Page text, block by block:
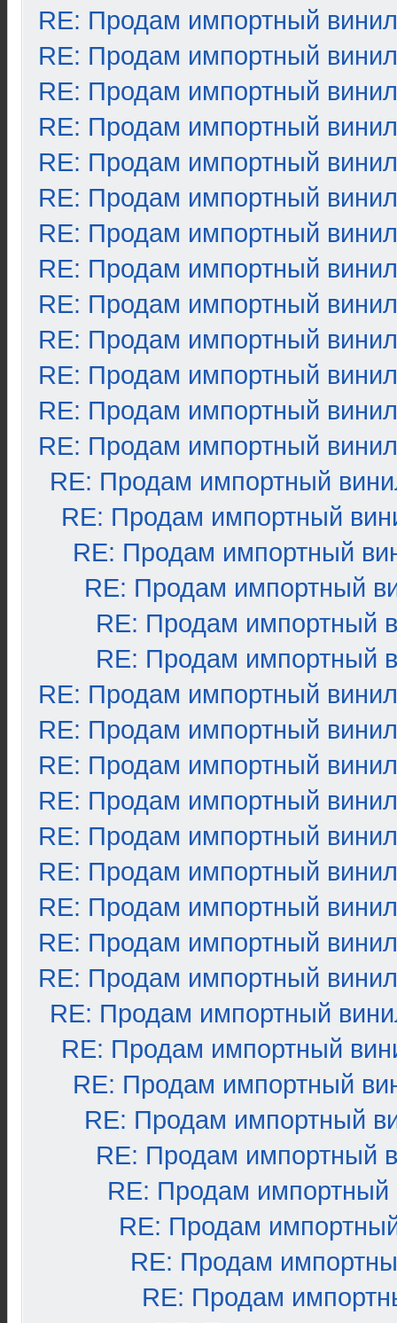
RE: Продам импортный винил
RE: Продам импортный винил
RE: Продам импортный винил
RE: Продам импортный винил
RE: Продам импортный винил
RE: Продам импортный винил
RE: Продам импортный винил
RE: Продам импортный винил
RE: Продам импортный винил
RE: Продам импортный винил
RE: Продам импортный винил
RE: Продам импортный винил
RE: Продам импортный винил
RE: Продам импортный
RE: Продам импортный
RE: Продам импортный
RE: Продам импортный
RE: Продам импортный
RE: Продам импортный
RE: Продам импортный винил
RE: Продам импортный винил
RE: Продам импортный винил
RE: Продам импортный винил
RE: Продам импортный винил
RE: Продам импортный винил
RE: Продам импортный винил
RE: Продам импортный винил
RE: Продам импортный винил
RE: Продам импортный
RE: Продам импортный
RE: Продам импортный
RE: Продам импортный
RE: Продам импортный
RE: Продам импортный
RE: Продам
RE: Продам
RE: Продам